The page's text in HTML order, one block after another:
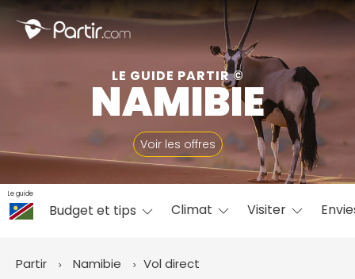
LE GUIDE PARTIR ©
NAMIBIE
Voir les offres
Le guide
Budget et tips Climat Visiter
Partir Namibie Vol direct
Fermer
📍 Destinations populaires
☀️ Où partir par mois
Juillet
Août Septembre